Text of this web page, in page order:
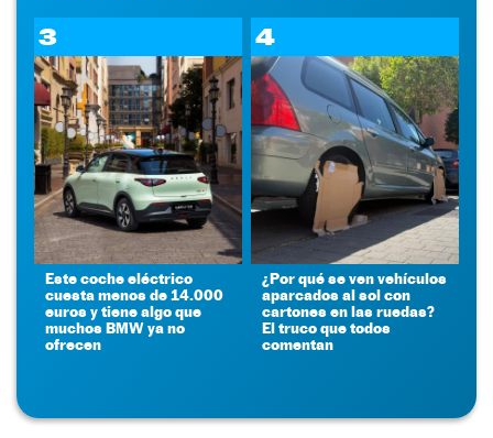
3
Este coche eléctrico
cuesta menos de 14.000
euros y tiene algo que
muchos BMW ya no
ofrecen
4
¿Por qué se ven vehículos
aparcados al sol con
cartones en las ruedas?
El truco que todos
comentan